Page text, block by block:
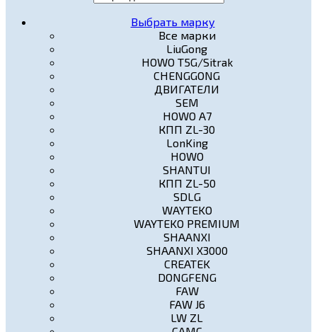
Выбрать марку
Все марки
LiuGong
HOWO T5G/Sitrak
CHENGGONG
ДВИГАТЕЛИ
SEM
HOWO A7
КПП ZL-30
LonKing
HOWO
SHANTUI
КПП ZL-50
SDLG
WAYTEKO
WAYTEKO PREMIUM
SHAANXI
SHAANXI X3000
CREATEK
DONGFENG
FAW
FAW J6
LW ZL